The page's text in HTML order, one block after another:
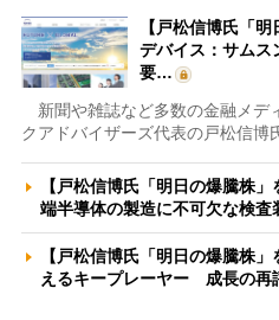
【戸松信博氏「
デバイス：サムス
要…
新聞や雑誌など多数の金融メデ
クアドバイザーズ代表の戸松信博
【戸松信博氏「明日の爆騰株
端半導体の製造に不可欠な検
【戸松信博氏「明日の爆騰株
えるキープレーヤー 成長の